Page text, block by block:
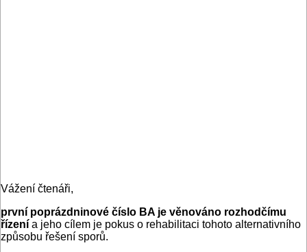
Vážení čtenáři,
první poprázdninové číslo BA je věnováno rozhodčímu
řízení a jeho cílem je pokus o rehabilitaci tohoto alternativního
způsobu řešení sporů.